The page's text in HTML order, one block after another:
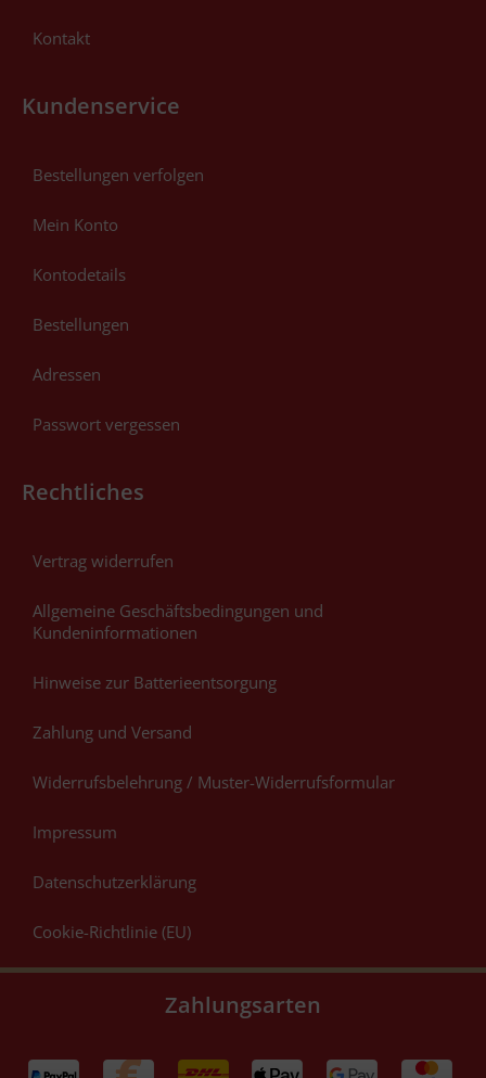
Kontakt
Kundenservice
Bestellungen verfolgen
Mein Konto
Kontodetails
Bestellungen
Adressen
Passwort vergessen
Rechtliches
Vertrag widerrufen
Allgemeine Geschäftsbedingungen und
Kundeninformationen
Hinweise zur Batterieentsorgung
Zahlung und Versand
Widerrufsbelehrung / Muster-Widerrufsformular
Impressum
Datenschutzerklärung
Cookie-Richtlinie (EU)
Zahlungsarten